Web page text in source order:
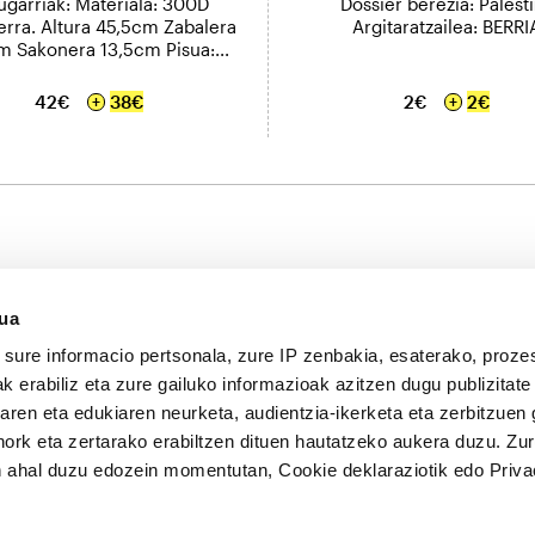
sure informacio pertsonala, zure IP zenbakia, esaterako,
erabiliz eta zure gailuko informazioak azitzen dugu publizitate
eta edukiaren neurketa, audientzia-ikerketa eta zerbitzuen
eta zertarako erabiltzen dituen hautatzeko aukera duzu.
duzu edozein momentutan, Cookie deklaraziotik edo
Altura 45,5cm Zabalera
Sakonera 13,5cm Pisua:...
42€ 38€
Argitaratzailea:
2€ 2€
KORPORATIBOAK
Telegram